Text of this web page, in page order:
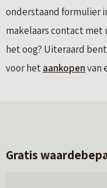
onderstaand formulier
makelaars contact met
het oog? Uiteraard
voor hetaankopenvan
Gratis